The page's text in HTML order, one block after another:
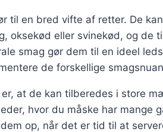
til en bred vifte af retter. De kan
oksekød eller svinekød, og de
smag gør dem til en ideel
de forskellige
at de kan tilberedes i store
hvor du måske har mange
op, når det er tid til at